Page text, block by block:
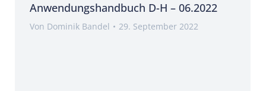
Anwendungshandbuch D-H – 06.2022
Von Dominik Bandel 29. September 2022